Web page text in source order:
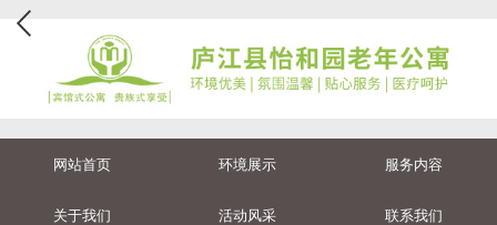
网站首页 环境展示 服务内容
关于我们 活动风采 联系我们